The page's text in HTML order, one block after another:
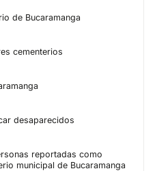
de Bucaramanga
cementerios
desaparecidos
reportadas como
municipal de Bucaramanga